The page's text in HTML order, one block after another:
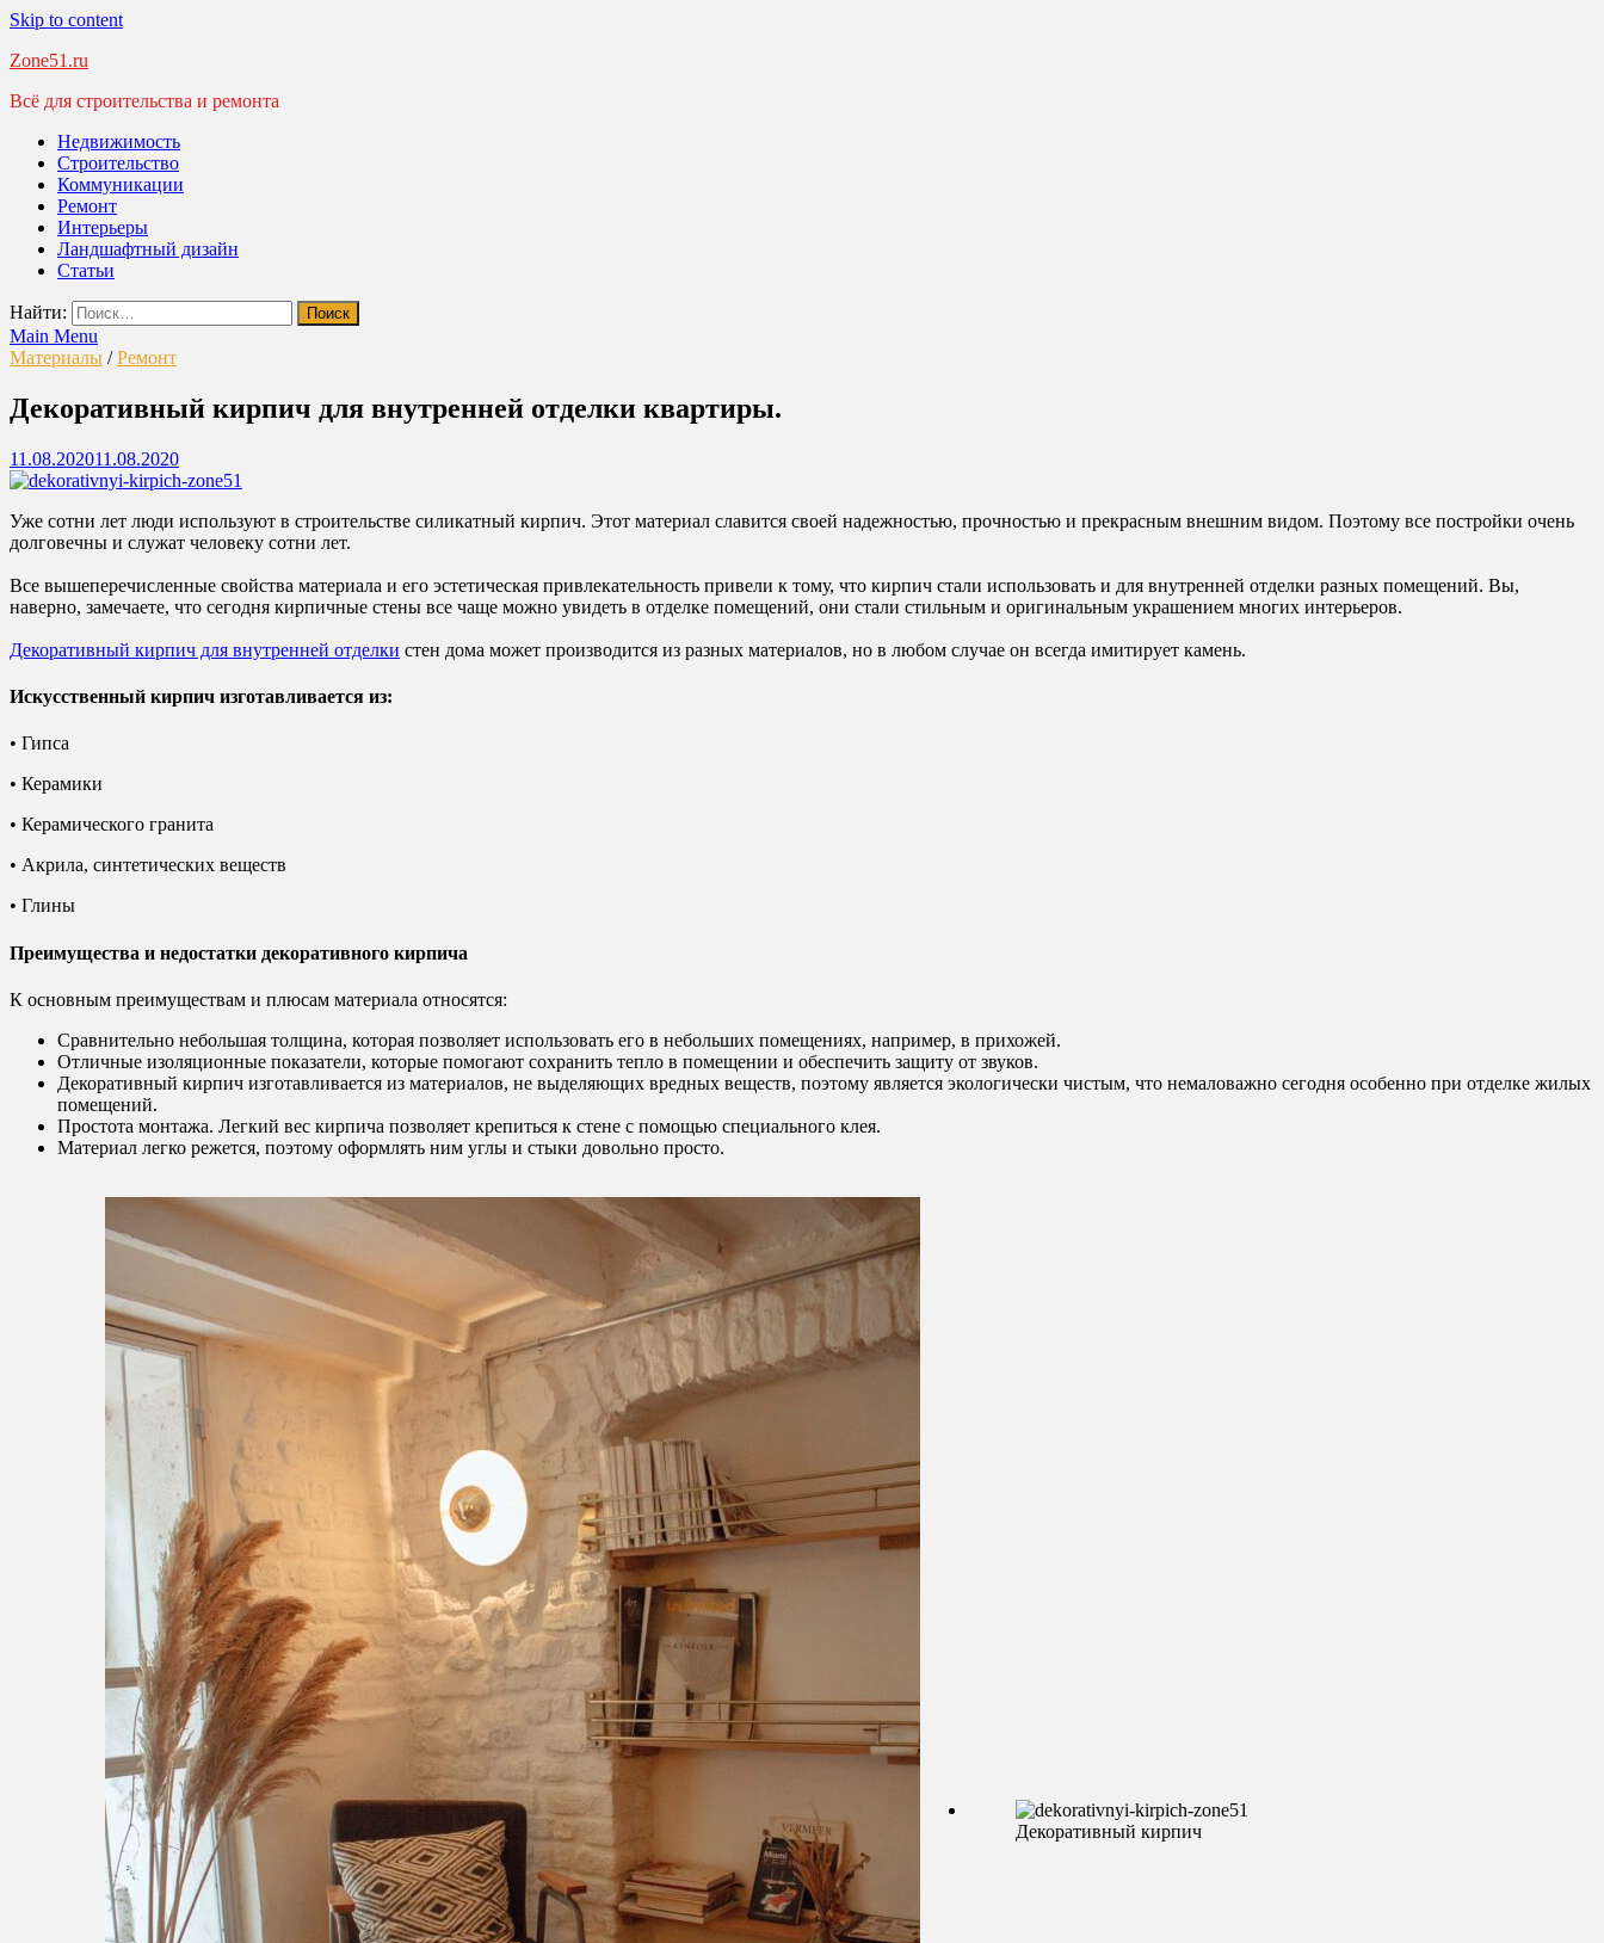
Skip to content
Zone51.ru
Всё для строительства и ремонта
Недвижимость
Строительство
Коммуникации
Ремонт
Интерьеры
Ландшафтный дизайн
Статьи
Найти:
Main Menu
Материалы /Ремонт
Декоративный кирпич для внутренней отделки квартиры.
11.08.202011.08.2020
Уже сотни лет люди используют в строительстве силикатный кирпич. Этот материал славится своей надежностью, прочностью и прекрасным внешним видом. Поэтому все постройки очень
долговечны и служат человеку сотни лет.
Все вышеперечисленные свойства материала и его эстетическая привлекательность привели к тому, что кирпич стали использовать и для внутренней отделки разных помещений. Вы,
наверно, замечаете, что сегодня кирпичные стены все чаще можно увидеть в отделке помещений, они стали стильным и оригинальным украшением многих интерьеров.
Декоративный кирпич для внутренней отделки стен дома может производится из разных материалов, но в любом случае он всегда имитирует камень.
Искусственный кирпич изготавливается из:
• Гипса
• Керамики
• Керамического гранита
• Акрила, синтетических веществ
• Глины
Преимущества и недостатки декоративного кирпича
К основным преимуществам и плюсам материала относятся:
Сравнительно небольшая толщина, которая позволяет использовать его в небольших помещениях, например, в прихожей.
Отличные изоляционные показатели, которые помогают сохранить тепло в помещении и обеспечить защиту от звуков.
Декоративный кирпич изготавливается из материалов, не выделяющих вредных веществ, поэтому является экологически чистым, что немаловажно сегодня особенно при отделке жилых
помещений.
Простота монтажа. Легкий вес кирпича позволяет крепиться к стене с помощью специального клея.
Материал легко режется, поэтому оформлять ним углы и стыки довольно просто.
Декоративный кирпич